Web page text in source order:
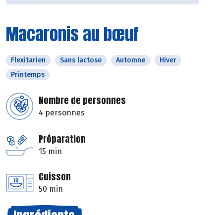
Macaronis au bœuf
Flexitarien Sans lactose Automne
Hiver
Printemps
Nombre de personnes
4 personnes
Préparation
15 min
Cuisson
50 min